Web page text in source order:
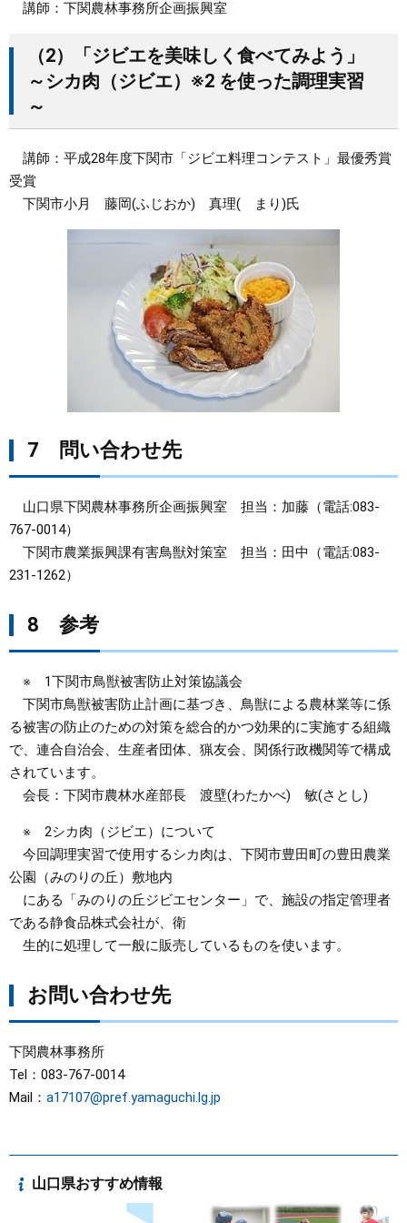
講師：下関農林事務所企画振興室
（2）「ジビエを美味しく食べてみよう」
～シカ肉（ジビエ）※2 を使った調理実習
～
講師：平成28年度下関市「ジビエ料理コンテスト」最優秀賞
受賞
下関市小月 藤岡(ふじおか) 真理( まり)氏
7 問い合わせ先
山口県下関農林事務所企画振興室 担当：加藤（電話:083-
767-0014）
下関市農業振興課有害鳥獣対策室 担当：田中（電話:083-
231-1262）
8 参考
※ 1下関市鳥獣被害防止対策協議会
下関市鳥獣被害防止計画に基づき、鳥獣による農林業等に係
る被害の防止のための対策を総合的かつ効果的に実施する組織
で、連合自治会、生産者団体、猟友会、関係行政機関等で構成
されています。
会長：下関市農林水産部長 渡壁(わたかべ) 敏(さとし)
※ 2シカ肉（ジビエ）について
今回調理実習で使用するシカ肉は、下関市豊田町の豊田農業
公園（みのりの丘）敷地内
にある「みのりの丘ジビエセンター」で、施設の指定管理者
である静食品株式会社が、衛
生的に処理して一般に販売しているものを使います。
お問い合わせ先
下関農林事務所
Tel：083-767-0014
Mail： a17107@pref.yamaguchi.lg.jp
山口県おすすめ情報